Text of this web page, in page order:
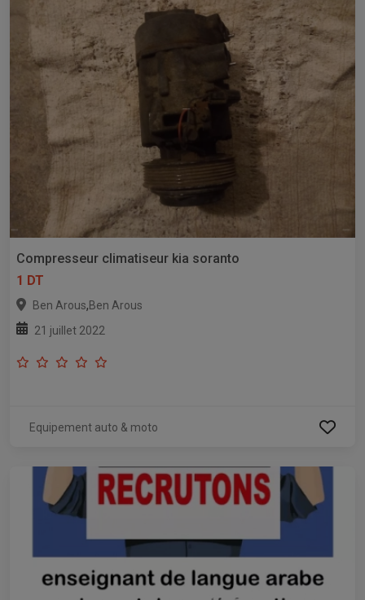
Compresseur climatiseur kia soranto
1 DT
Ben Arous,Ben Arous
21 juillet 2022
Equipement auto & moto